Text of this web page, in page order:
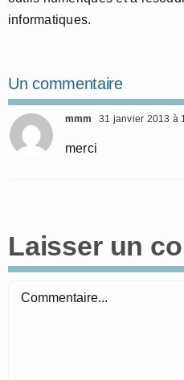
informatiques.
Un commentaire
mmm 31 janvier 2013 à
merci
Laisser un
Commentaire